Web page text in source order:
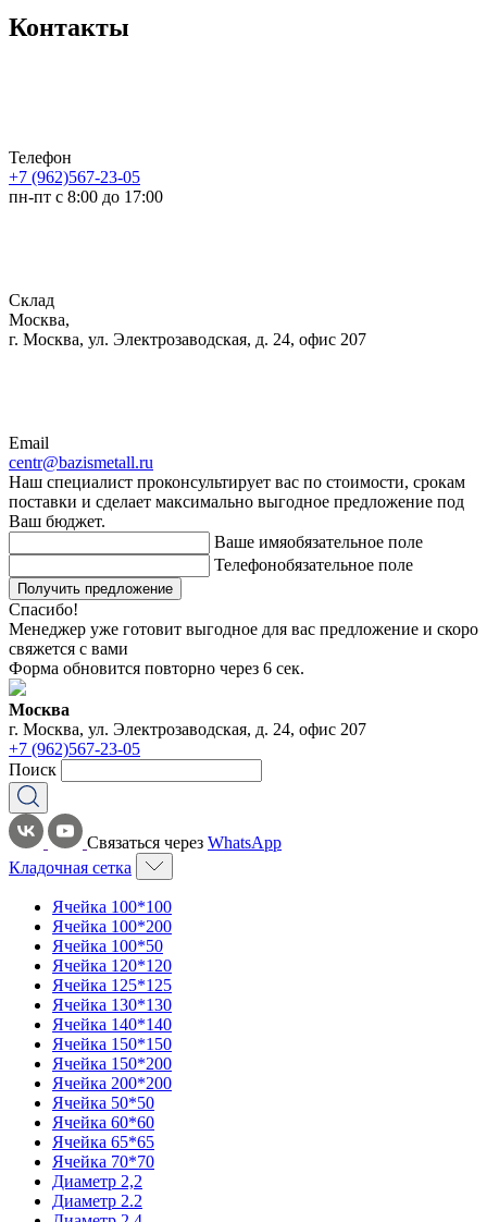
Контакты
Телефон
+7 (962)567-23-05
пн-пт с 8:00 до 17:00
Склад
Москва,
г. Москва, ул. Электрозаводская, д. 24, офис 207
Email
centr@bazismetall.ru
Наш специалист проконсультирует вас по стоимости, срокам
поставки и сделает максимально выгодное предложение под
Ваш бюджет.
Ваше имяобязательное поле
Телефонобязательное поле
Получить предложение
Спасибо!
Менеджер уже готовит выгодное для вас предложение и скоро
свяжется с вами
Форма обновится повторно через 6 сек.
Москва
г. Москва, ул. Электрозаводская, д. 24, офис 207
+7 (962)567-23-05
Поиск
Связаться через WhatsApp
Кладочная сетка
Ячейка 100*100
Ячейка 100*200
Ячейка 100*50
Ячейка 120*120
Ячейка 125*125
Ячейка 130*130
Ячейка 140*140
Ячейка 150*150
Ячейка 150*200
Ячейка 200*200
Ячейка 50*50
Ячейка 60*60
Ячейка 65*65
Ячейка 70*70
Диаметр 2,2
Диаметр 2.2